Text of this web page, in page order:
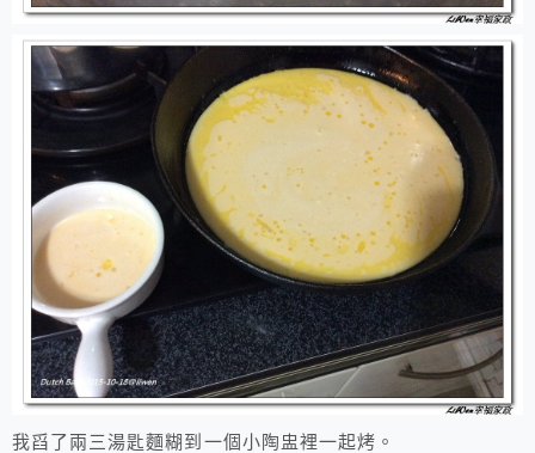
我舀了兩三湯匙麵糊到一個小陶盅裡一起烤。